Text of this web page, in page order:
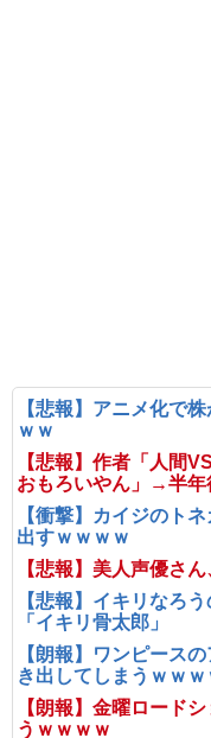
【悲報】アニメ化で
ｗｗ
【悲報】作者「人間
おもろいやん」→半年
【衝撃】カイジのト
出すｗｗｗｗ
【悲報】美人声優さ
【悲報】イキリなろ
「イキリ骨太郎」
【朗報】ワンピース
き出してしまうｗｗｗ
【朗報】金曜ロード
うｗｗｗｗ